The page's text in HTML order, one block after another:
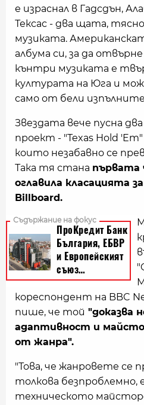
е израснал в Гадсдън,
Тексас - два щата,
музиката.
албума си, за да
кънтри музиката е
културата на Юга и
само от бели
Звездата вече пусна
проект - "Texas Hold 'Em"
които незабавно се
Така тя стана първата
оглавила класацията
Billboard.
кореспондент на BBC
пише, че той "доказва
адаптивност и
от жанра".
"Това, че жанровете се
толкова безпроблемно,
техническото